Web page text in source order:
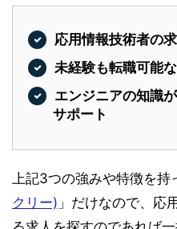
応用情報技術者の
未経験も転職可能
エンジニアの知識
サポート
上記3つの強みや特徴を持
クリー) 」だけなので、応